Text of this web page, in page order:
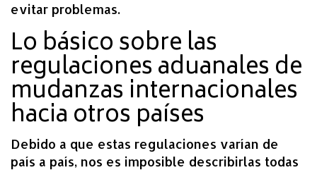
evitar problemas.
Lo básico sobre las
regulaciones aduanales de
mudanzas internacionales
hacia otros países
Debido a que estas regulaciones varían de
país a país, nos es imposible describirlas todas